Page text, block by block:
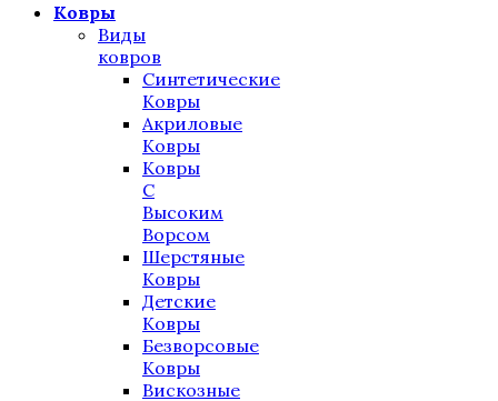
Ковры
Виды
ковров
Синтетические
Ковры
Акриловые
Ковры
Ковры
С
Высоким
Ворсом
Шерстяные
Ковры
Детские
Ковры
Безворсовые
Ковры
Вискозные